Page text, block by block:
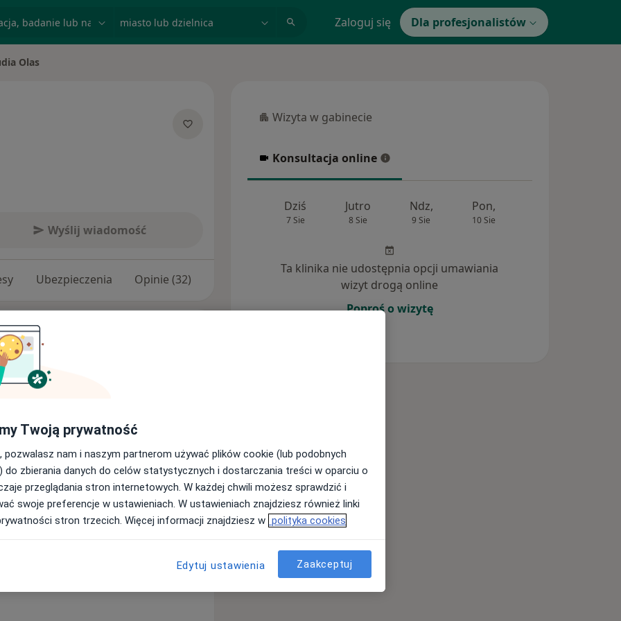
Zaloguj się Dla profesjonalistów
Olas
Wyślij wiadomość
Ubezpieczenia Opinie (32)
się od ponad 11 lat. Prowadzę
grupowe dla rodziców, dzieci i
terapeutą pedagogicznym
wykorzystuję metody Terapii
metody Kids Skills Dam
Poznawczo-Behawioralnej.
dzieci, rozwijać ich
codzienne sytuacje.
im odnaleźć się w rodzicielskiej
wychowawczych oraz prowadząc
z dziećmi, pomagam zajrzeć za
oraz wskazuję drogę
wartości a11y_sr_more_diseases
Wizyta w gabinecie
Wizyta w gabinecie
Konsultacja online
Konsultacja online
Dziś
7 Sie
Jutro
8 Sie
Ndz,
9 Sie
Pon,
10 Sie
Ta klinika nie udostępnia opcji umawiania
wizyt drogą online
Poproś o wizytę
Twoją prywatność
pozwalasz nam i naszym partnerom używać plików cookie (lub podobnych
do zbierania danych do celów statystycznych i dostarczania treści w oparciu o
przeglądania stron internetowych. W każdej chwili możesz sprawdzić i
swoje preferencje w ustawieniach. W ustawieniach znajdziesz również linki
stron trzecich. Więcej informacji znajdziesz w polityka cookies
Edytuj ustawienia Zaakceptuj